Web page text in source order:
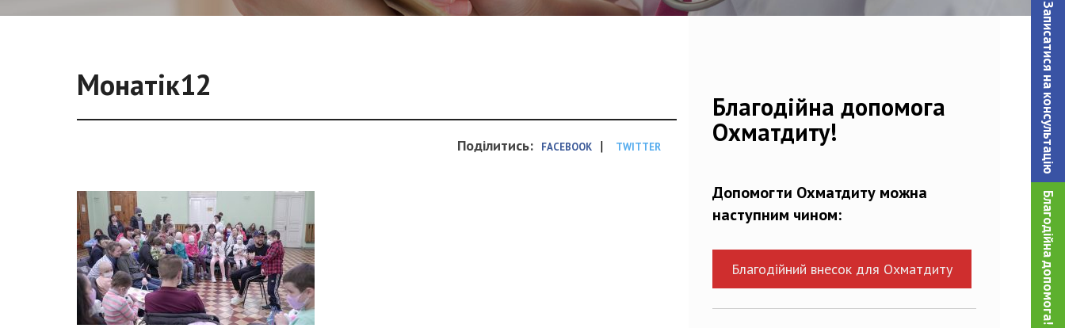
Записатися на консультацiю
Благодійна допомога!
Монатік12
Поділитись: FACEBOOK | TWITTER
Благодійна допомога
Охматдиту!
Допомогти Охматдиту можна
наступним чином:
Благодійний внесок для Охматдиту